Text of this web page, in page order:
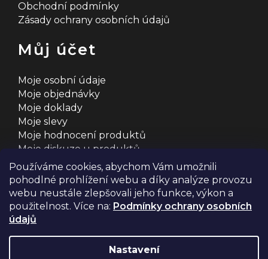
Používáme cookies, abychom Vám umožnili
pohodlné prohlížení webu a díky analýze provozu
webu neustále zlepšovali jeho funkce, výkon a
použitelnost. Více na: Podmínky ochrany osobních
údajů
Nastavení
Obchodní podmínky
Zásady ochrany osobních údajů
Můj účet
Moje osobní údaje
Moje objednávky
Moje doklady
Moje slevy
Moje hodnocení produktů
Moje diskuze u produktů
Shoptet s ❤️ vyšperkovalo